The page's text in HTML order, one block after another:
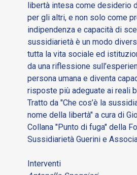
libertà intesa come desiderio
per gli altri, e non solo come
indipendenza e capacità di
sussidiarietà è un modo
tutta la vita sociale ed
da una riflessione
persona umana e diventa
risposte più adeguate ai reali
Tratto da "Che cos’è la
nome della libertà" a cura di
Collana "Punto di fuga" della
Sussidiarietà Guerini e
Interventi